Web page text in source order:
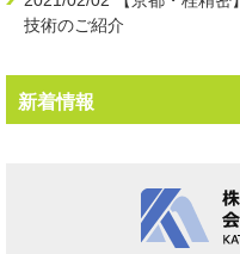
技術のご紹介
新着情報